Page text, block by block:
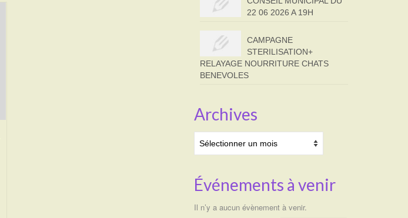
22 06 2026 A 19H
CAMPAGNE
STERILISATION+
RELAYAGE NOURRITURE CHATS
BENEVOLES
Archives
Événements à venir
Il n’y a aucun évènement à venir.